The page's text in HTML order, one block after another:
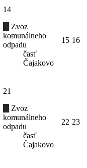
14
Zvoz
komunálneho
odpadu
časť
Čajakovo
15 16
21
Zvoz
komunálneho
odpadu
časť
Čajakovo
22 23